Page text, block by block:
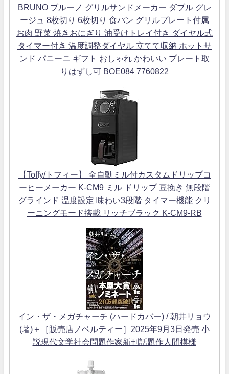
BRUNO ブルーノ グリルサンドメーカー ダブル グレ
ージュ 8枚切り 6枚切り 食パン グリルプレート付属
お肉 野菜 焼きおにぎり 油受けトレイ付き ダイヤル式
タイマー付き 温度調整ダイヤル 立てて収納 ホットサ
ンド パニーニ ギフト おしゃれ かわいい プレート取
りはずし可 BOE084 7760822
【Toffy/トフィー】 全自動ミル付カスタムドリップコ
ーヒーメーカー K-CM9 ミル ドリップ 豆挽き 無段階
グラインド 温度設定 味わい3段階 タイマー機能 クリ
ーニングモード搭載 リッチブラック K-CM9-RB
イン・ザ・メガチャーチ (ハードカバー) / 朝井リョウ
(著)＋［販売店ノベルティー］2025年9月3日発売 小
説現代文学社会問題作家新刊話題作人間模様